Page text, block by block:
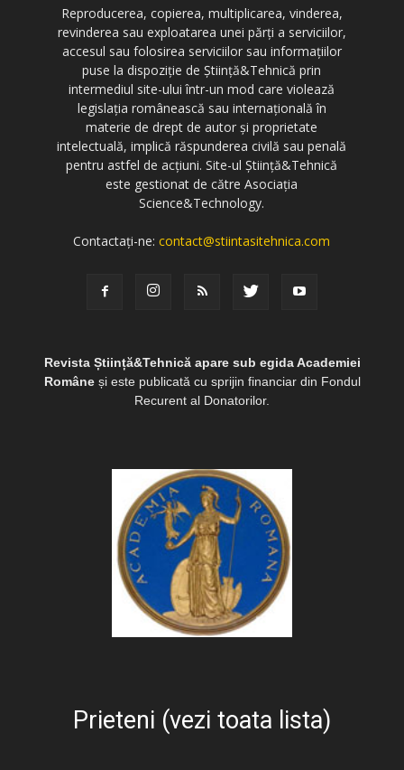
Reproducerea, copierea, multiplicarea, vinderea,
revinderea sau exploatarea unei părți a serviciilor,
accesul sau folosirea serviciilor sau informațiilor
puse la dispoziție de Știință&Tehnică prin
intermediul site-ului într-un mod care violează
legislația românească sau internațională în
materie de drept de autor și proprietate
intelectuală, implică răspunderea civilă sau penală
pentru astfel de acțiuni. Site-ul Știință&Tehnică
este gestionat de către Asociația
Science&Technology.
Contactați-ne:contact@stiintasitehnica.com
Revista Știință&Tehnică apare sub egida Academiei
Româneși este publicată cu sprijin financiar din Fondul
Recurent al Donatorilor.
Prieteni (vezi toata lista)